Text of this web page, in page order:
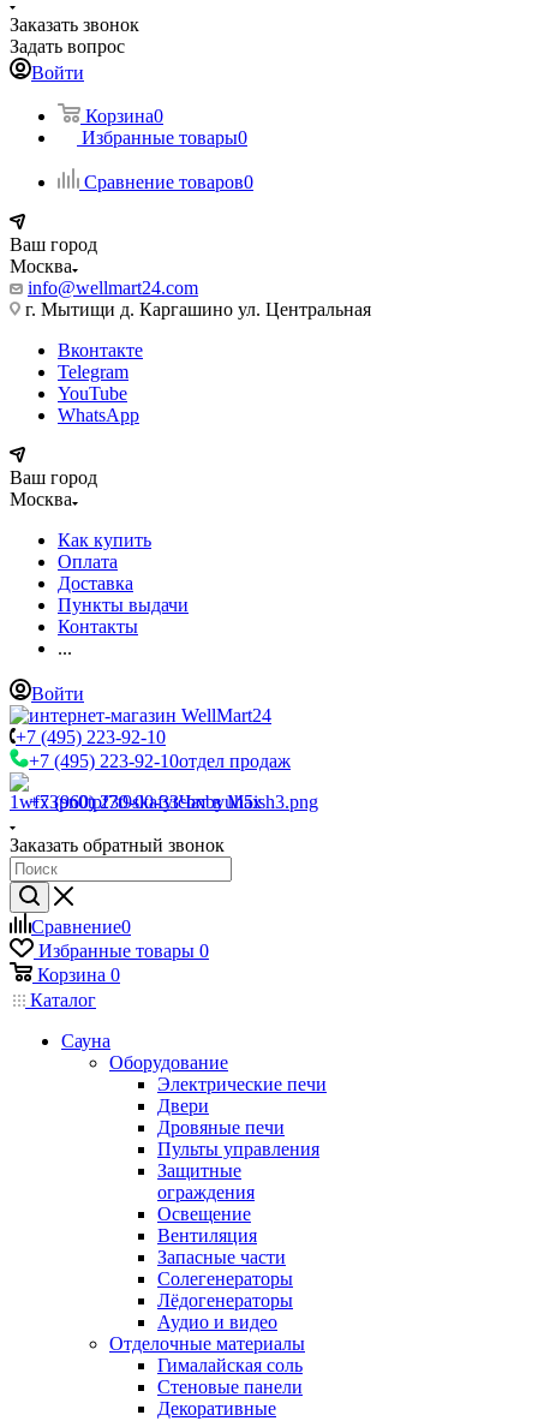
Заказать звонок
Задать вопрос
Войти
Корзина0
Избранные товары0
Сравнение товаров0
Ваш город
Москва
info@wellmart24.com
г. Мытищи д. Каргашино ул. Центральная
Вконтакте
Telegram
YouTube
WhatsApp
Ваш город
Москва
Как купить
Оплата
Доставка
Пункты выдачи
Контакты
...
Войти
+7 (495) 223-92-10
+7 (495) 223-92-10отдел продаж
+7 (960) 230-00-33Чат в Max
Заказать обратный звонок
Сравнение0
Избранные товары 0
Корзина 0
Каталог
Сауна
Оборудование
Электрические печи
Двери
Дровяные печи
Пульты управления
Защитные
ограждения
Освещение
Вентиляция
Запасные части
Солегенераторы
Лёдогенераторы
Аудио и видео
Отделочные материалы
Гималайская соль
Стеновые панели
Декоративные